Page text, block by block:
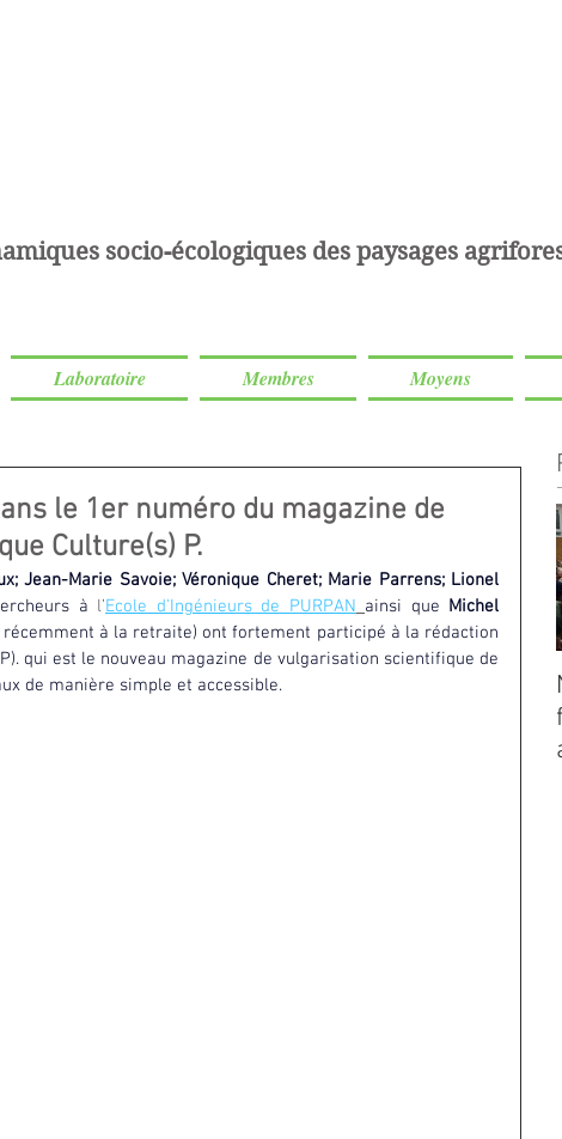
socio-écologiques des paysages
Laboratoire Membres Moyens
le 1er numéro du magazine de
Culture(s) P.
Jean-Marie Savoie; Véronique Cheret; Marie Parrens; Lionel
à l’Ecole d'Ingénieurs de PURPAN ainsi que Michel
à la retraite) ont fortement participé à la rédaction
qui est le nouveau magazine de vulgarisation scientifique de
de manière simple et accessible.